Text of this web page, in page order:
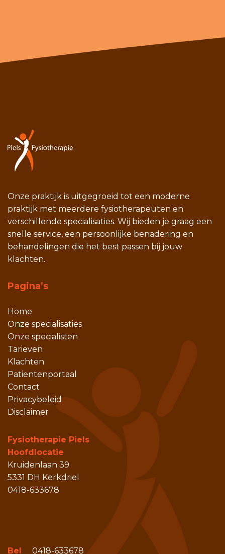
Onze praktijk is uitgegroeid tot een moderne
praktijk met meerdere fysiotherapeuten en
verschillende specialisaties. Wij bieden je graag een
snelle service, een persoonlijke benadering en
behandelingen die het best passen bij jouw
klachten.
Pagina’s
Home
Onze specialisaties
Onze specialisten
Tarieven
Klachten
Patientenportaal
Contact
Privacybeleid
Disclaimer
Fysiotherapie Piels
Hoofdlocatie
Kruidenlaan 39
5331 DH Kerkdriel
0418-633678
Bel 0418-633678